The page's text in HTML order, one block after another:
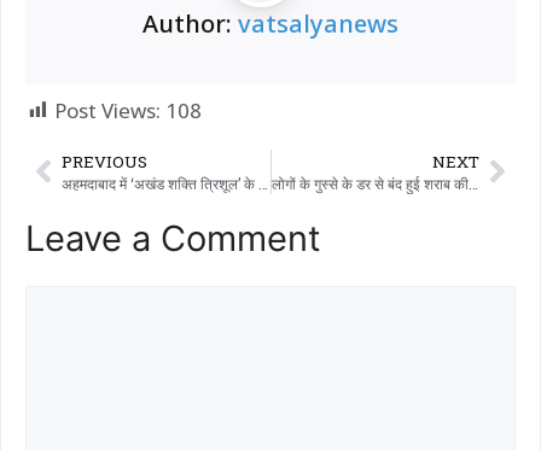
Author: vatsalyanews
Post Views: 108
PREVIOUS NEXT
लोगों के गुस्से के डर से बंद हुई शराब की दुकानें अब फिर से खुल गई हैं। पुलिस की मंज़ूरी या मजबूरी?
Leave a Comment